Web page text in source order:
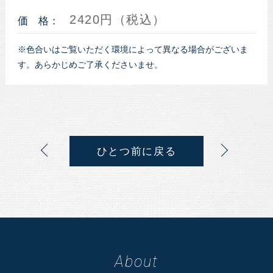
価 格： 2420円（税込）
※色合いはご覧いただく環境によって異なる場合がございま
す。あらかじめご了承くださいませ。
ひとつ前に戻る
About